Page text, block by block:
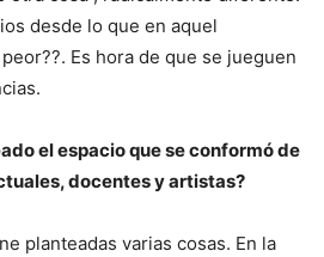
desde lo que en aquel
Es hora de que se jueguen
el espacio que se conformó de
docentes y artistas?
planteadas varias cosas. En la